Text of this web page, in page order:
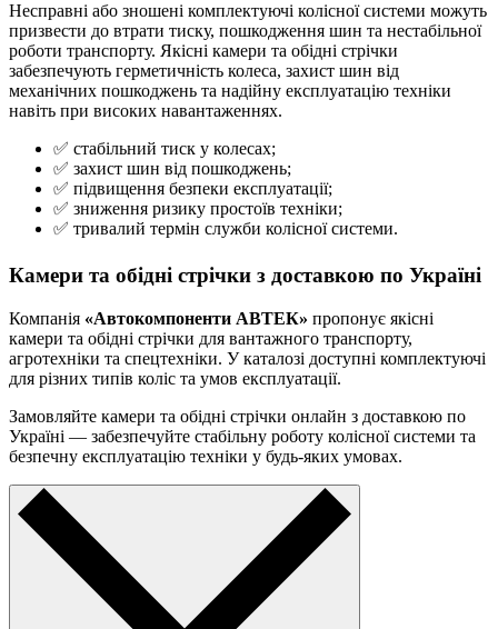
Несправні або зношені комплектуючі колісної системи можуть
призвести до втрати тиску, пошкодження шин та нестабільної
роботи транспорту. Якісні камери та обідні стрічки
забезпечують герметичність колеса, захист шин від
механічних пошкоджень та надійну експлуатацію техніки
навіть при високих навантаженнях.
✅ стабільний тиск у колесах;
✅ захист шин від пошкоджень;
✅ підвищення безпеки експлуатації;
✅ зниження ризику простоїв техніки;
✅ тривалий термін служби колісної системи.
Камери та обідні стрічки з доставкою по Україні
Компанія «Автокомпоненти АВТЕК» пропонує якісні
камери та обідні стрічки для вантажного транспорту,
агротехніки та спецтехніки. У каталозі доступні комплектуючі
для різних типів коліс та умов експлуатації.
Замовляйте камери та обідні стрічки онлайн з доставкою по
Україні — забезпечуйте стабільну роботу колісної системи та
безпечну експлуатацію техніки у будь-яких умовах.